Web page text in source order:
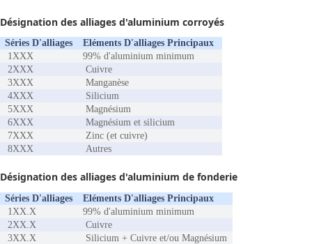
Désignation des alliages d'aluminium corroyés
Séries D'alliages
Eléments D'alliages Principaux
1XXX
99% d'aluminium minimum
2XXX
Cuivre
3XXX
Manganèse
4XXX
Silicium
5XXX
Magnésium
6XXX
Magnésium et silicium
7XXX
Zinc (et cuivre)
8XXX
Autres
Désignation des alliages d'aluminium de fonderie
Séries D'alliages
Eléments D'alliages Principaux
1XX.X
99% d'aluminium minimum
2XX.X
Cuivre
3XX.X
Silicium + Cuivre et/ou Magnésium